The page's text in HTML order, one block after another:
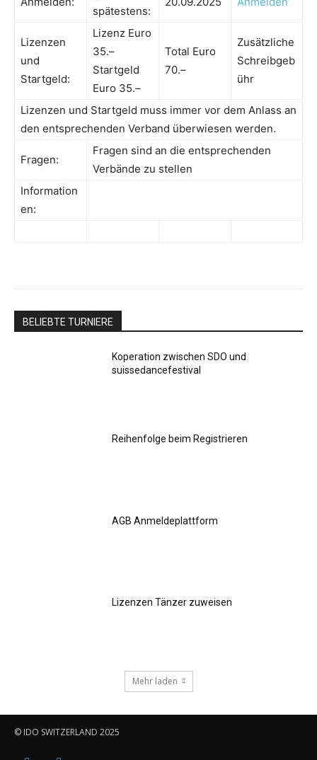
spätestens:
Lizenzen
und
Startgeld:
Lizenz Euro
35.–
Startgeld
Euro 35.–
Total Euro
70.–
Zusätzliche
Schreibgeb
ühr
Lizenzen und Startgeld muss immer vor dem Anlass an
den entsprechenden Verband überwiesen werden.
Fragen:
Fragen sind an die entsprechenden
Verbände zu stellen
Information
en:
BELIEBTE TURNIERE
Koperation zwischen SDO und
suissedancefestival
Reihenfolge beim Registrieren
AGB Anmeldeplattform
Lizenzen Tänzer zuweisen
Mehr laden
© IDO SWITZERLAND 2025